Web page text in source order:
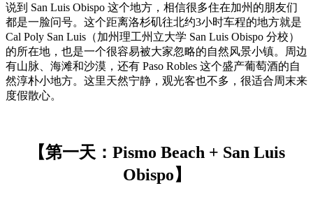
说到 San Luis Obispo 这个地方，相信很多住在加州的朋友们
都是一脸问号。这个距离洛杉矶往北约3小时车程的地方就是
Cal Poly San Luis（加州理工州立大学 San Luis Obispo 分校）
的所在地，也是一个很容易被大家忽略的自然风景小镇。周边
有山脉、海滩和沙漠，还有 Paso Robles 这个盛产葡萄酒的自
然淳朴小地方。这里天然宁静，观光客也不多，很适合周末来
度假散心。
【第一天：Pismo Beach + San Luis
Obispo】